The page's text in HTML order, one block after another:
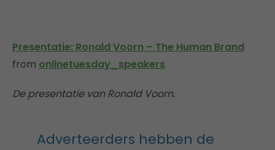
Presentatie: Ronald Voorn – The Human Brand
from onlinetuesday_speakers
De presentatie van Ronald Voorn.
Adverteerders hebben de